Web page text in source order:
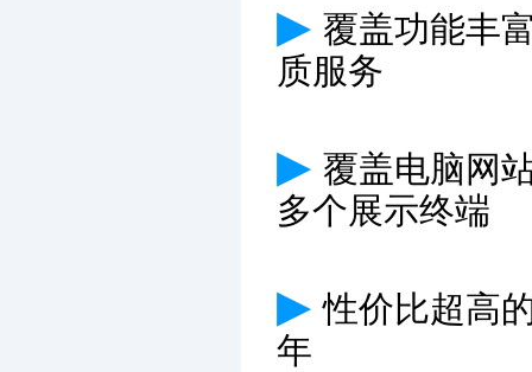
▶ 覆盖功能丰
质服务
▶ 覆盖电脑网
多个展示终端
▶性价比超高
年